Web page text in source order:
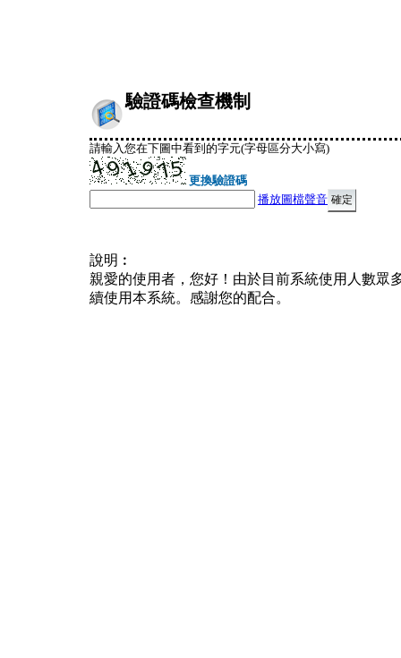
驗證碼檢查機制
請輸入您在下圖中看到的字元(字母區分大小寫)
更換驗證碼
播放圖檔聲音
說明︰
親愛的使用者，您好！由於目前系統使用人數眾
續使用本系統。感謝您的配合。